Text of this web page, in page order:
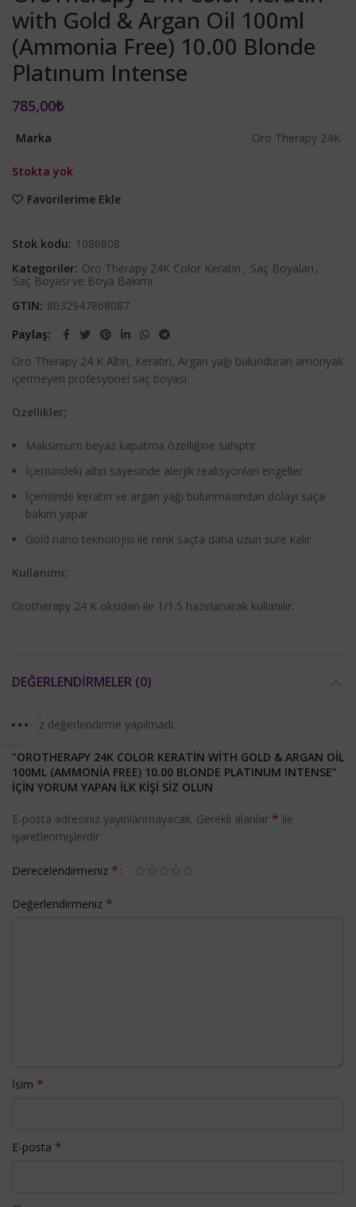
with Gold & Argan Oil 100ml
(Ammonia Free) 10.00 Blonde
Platınum Intense
785,00₺
Marka Oro Therapy 24K
Stokta yok
Favorilerime Ekle
Stok kodu: 1086808
Kategoriler: Oro Therapy 24K Color Keratin , Saç Boyaları ,
Saç Boyası ve Boya Bakımı
GTIN: 8032947868087
Paylaş
Oro Therapy 24 K Altın, Keratın, Argan yağı bulunduran amonyak
içermeyen profesyonel saç boyası.
Özellikler;
Maksimum beyaz kapatma özelliğine sahiptir
İçerisindeki altın sayesinde alerjik reaksyonları engeller
İçerisinde keratin ve argan yağı bulunmasından dolayı saça
bakım yapar
Gold nano teknolojisi ile renk saçta daha uzun süre kalır
Kullanımı;
Orotherapy 24 K oksidan ile 1/1.5 hazırlanarak kullanılır.
DEĞERLENDIRMELER (0)
Henüz değerlendirme yapılmadı.
“OROTHERAPY 24K COLOR KERATIN WITH GOLD & ARGAN OIL
100ML (AMMONIA FREE) 10.00 BLONDE PLATINUM INTENSE”
IÇIN YORUM YAPAN ILK KIŞI SIZ OLUN
E-posta adresiniz yayınlanmayacak. Gerekli alanlar * ile
işaretlenmişlerdir
Derecelendirmeniz *
Değerlendirmeniz *
İsim *
E-posta *